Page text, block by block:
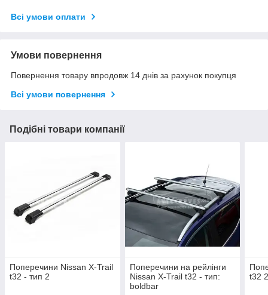
Всі умови оплати
Умови повернення
Повернення товару впродовж 14 днів за рахунок покупця
Всі умови повернення
Подібні товари компанії
Поперечини Nissan X-Trail
t32 - тип 2
Поперечини на рейлінги
Nissan X-Trail t32 - тип:
boldbar
t32